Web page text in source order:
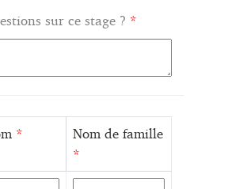
sur ce stage ? *
*
Nom de famille
*